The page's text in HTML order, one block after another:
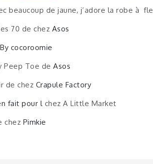
beaucoup de jaune, j’adore la robe à
70 de chez Asos
By cocoroomie
Peep Toe de Asos
de chez Crapule Factory
fait pour l chez A Little Market
chez Pimkie